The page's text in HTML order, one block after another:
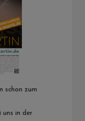
schon zum
uns in der